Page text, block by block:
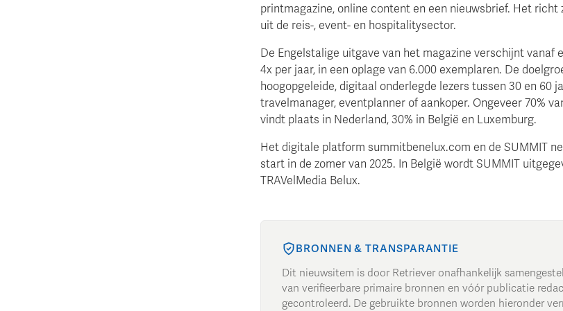
printmagazine, online content en een nieuwsbrief. Het richt
uit de reis-, event- en hospitalitysector.
De Engelstalige uitgave van het magazine verschijnt vanaf
4x per jaar, in een oplage van 6.000 exemplaren. De
hoogopgeleide, digitaal onderlegde lezers tussen 30 en 60
travelmanager, eventplanner of aankoper. Ongeveer 70%
vindt plaats in Nederland, 30% in België en Luxemburg.
Het digitale platform summitbenelux.com en de SUMMIT
start in de zomer van 2025. In België wordt SUMMIT
TRAVelMedia Belux.
BRONNEN & TRANSPARANTIE
Dit nieuwsitem is door Retriever onafhankelijk
van verifieerbare primaire bronnen en vóór publicatie
gecontroleerd. De gebruikte bronnen worden hieronder